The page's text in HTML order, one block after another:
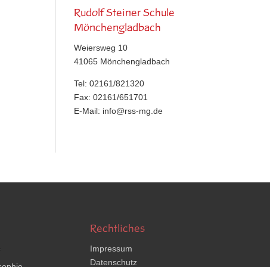
Rudolf Steiner Schule
Mönchengladbach
Weiersweg 10
41065 Mönchengladbach
Tel: 02161/821320
Fax: 02161/651701
E-Mail: info@rss-mg.de
Rechtliches
Impressum
Datenschutz